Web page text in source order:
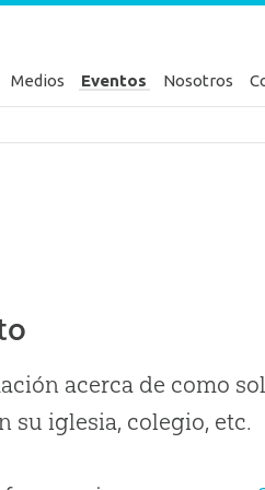
Medios Eventos Nosotros
acerca de como
su iglesia, colegio, etc.